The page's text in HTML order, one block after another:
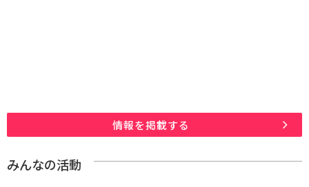
情報を掲載する
みんなの活動